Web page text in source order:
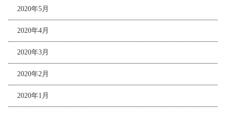
2020年5月
2020年4月
2020年3月
2020年2月
2020年1月